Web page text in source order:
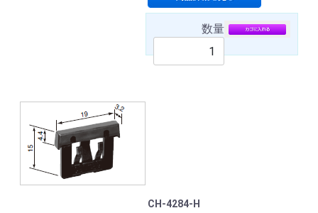
数量
CH-4284-H